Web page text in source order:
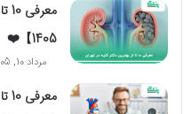
1405】❤️
مرداد 10, 1405